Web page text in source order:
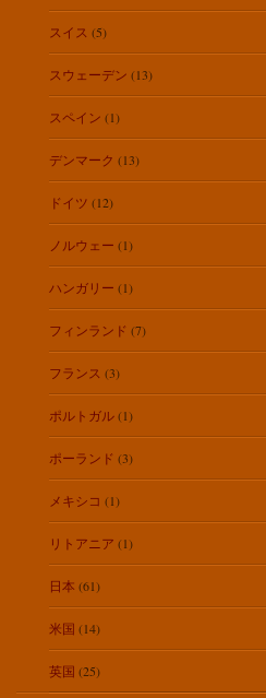
スイス (5)
スウェーデン (13)
スペイン (1)
デンマーク (13)
ドイツ (12)
ノルウェー (1)
ハンガリー (1)
フィンランド (7)
フランス (3)
ポルトガル(1)
ポーランド (3)
メキシコ (1)
リトアニア (1)
日本 (61)
米国 (14)
英国 (25)